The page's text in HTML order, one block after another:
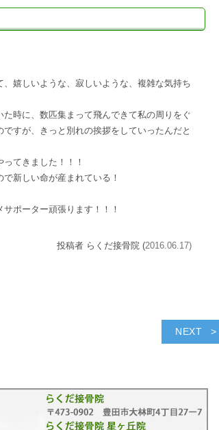
嬉しいような、寂しいような、複雑な気持ち
時に、数匹集まって飛んできて私の周りをぐ
すが、きっと別れの挨拶をしていったんだと
てきました！！！
新しい命が産まれている！
ポーター頑張ります！！！
投稿者 らくだ接骨院 (2016.06.17)
NEXT